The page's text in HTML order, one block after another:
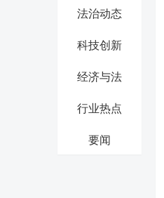
法治动态
科技创新
经济与法
行业热点
要闻